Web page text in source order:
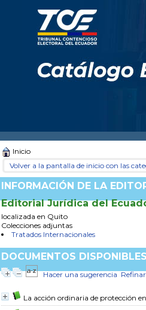
Inicio
Volver a la pantalla de inicio con las
INFORMACIÓN DE LA
Editorial Jurídica del
localizada en Quito
Colecciones adjuntas
Tratados Internacionales
DOCUMENTOS
Hacer una sugerencia
La acción ordinaria de protección